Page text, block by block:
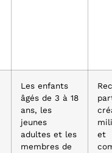
Les enfants
âgés de 3 à 18
ans, les
jeunes
adultes et les
membres de
et